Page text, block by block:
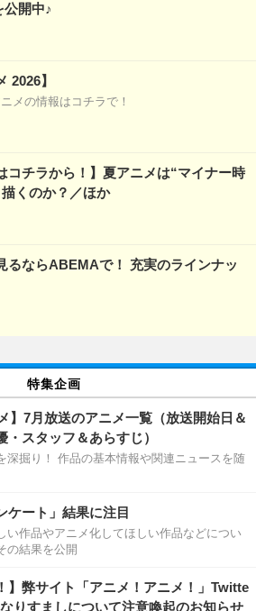
開中♪
2026】
メの情報はコチラで！
コチラから！】夏アニメは“マイナー時
くのか？／ほか
るならABEMAで！ 充実のラインナッ
特集企画
】7月放送のアニメ一覧（放送開始日＆
・スタッフ＆あらすじ）
深掘り！ 作品の基本情報や関連ニュースを随
ケート」結果に注目
い作品やアニメ化してほしい作品などについ
の結果を公開
】弊サイト「アニメ！アニメ！」Twitte
りすましについて注意喚起のお知らせ